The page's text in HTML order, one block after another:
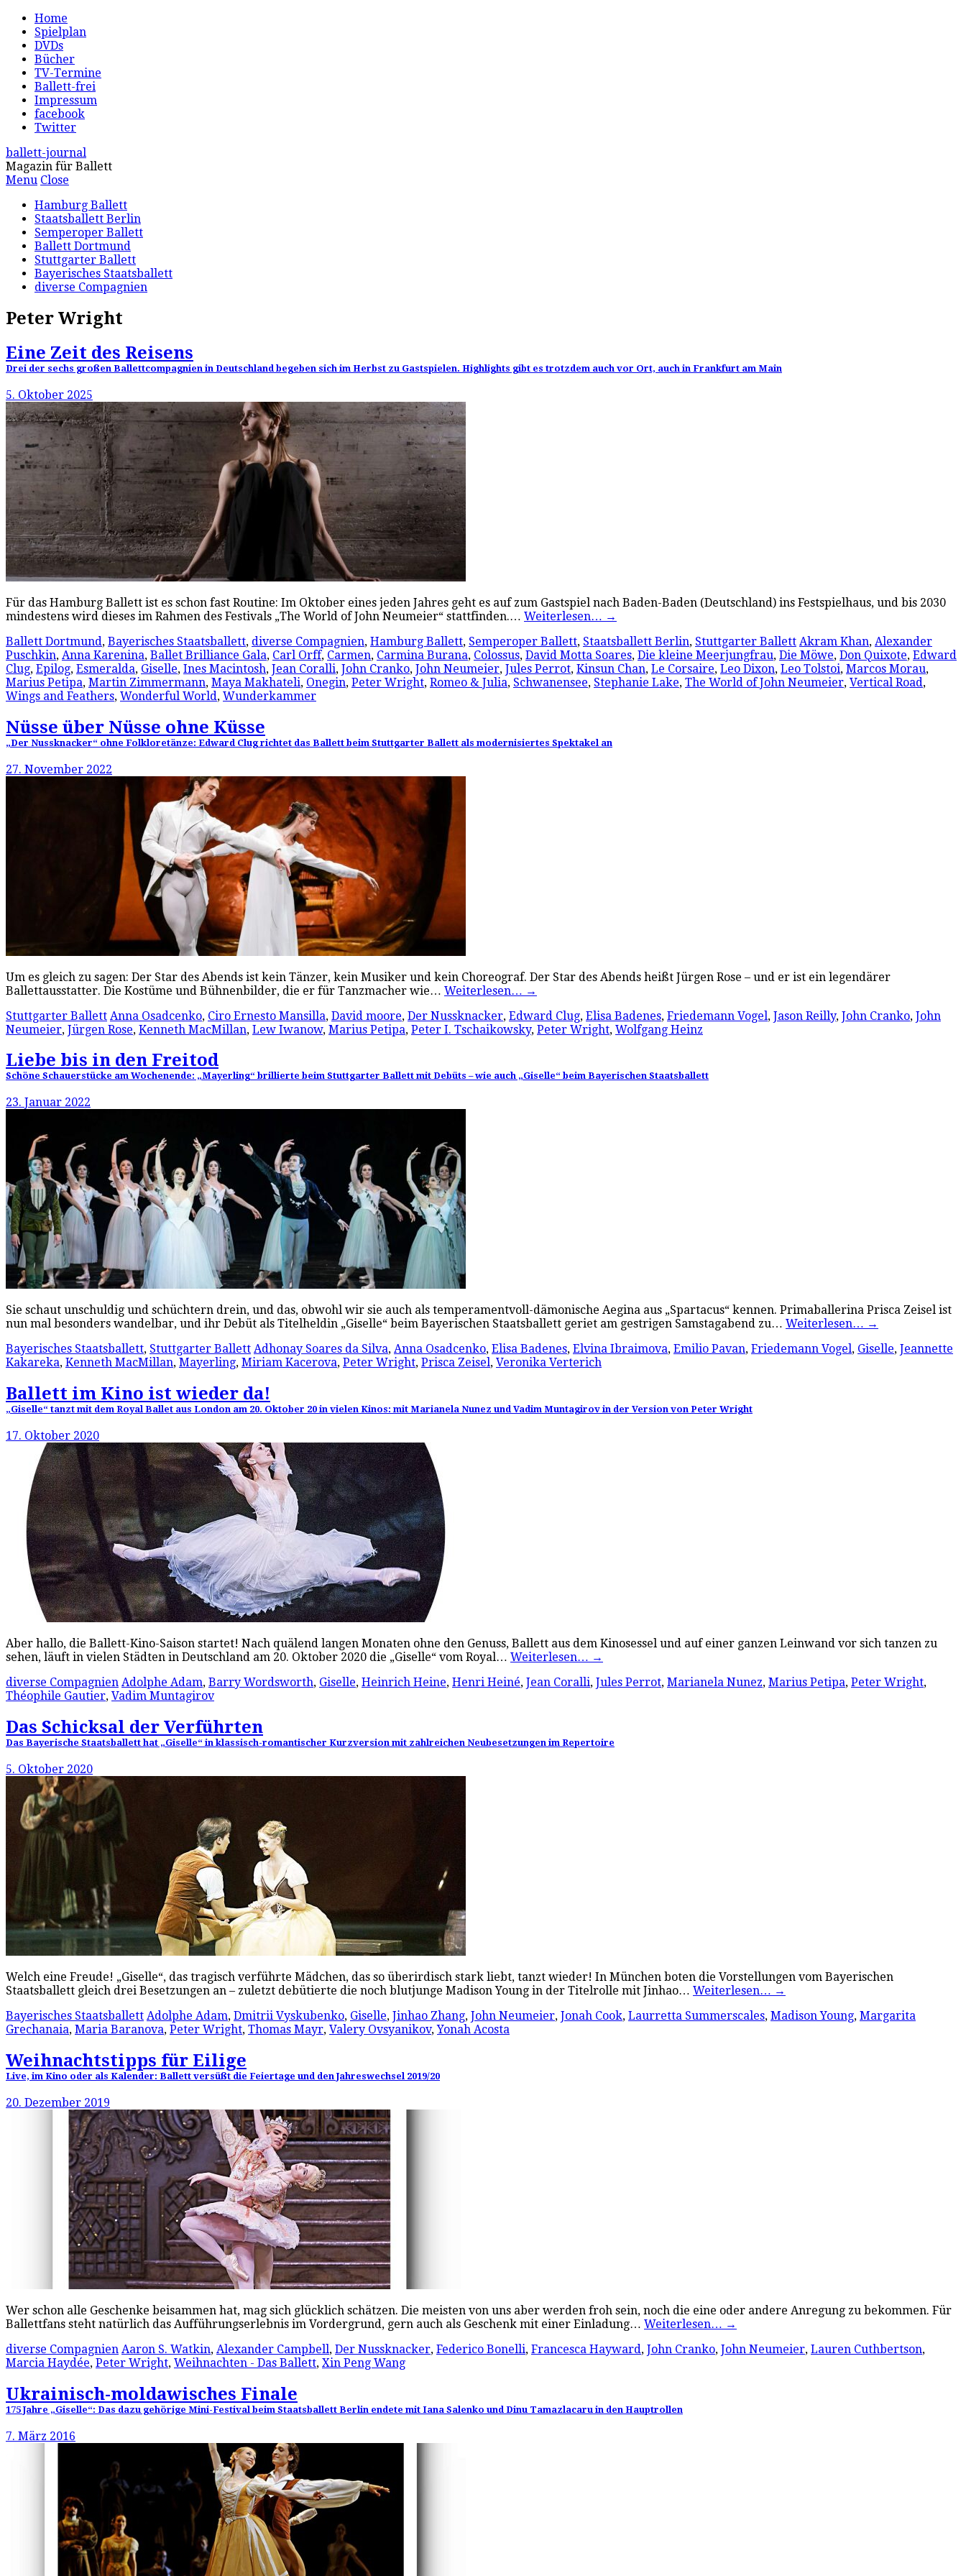
Home
Spielplan
DVDs
Bücher
TV-Termine
Ballett-frei
Impressum
facebook
Twitter
ballett-journal
Magazin für Ballett
Menu Close
Hamburg Ballett
Staatsballett Berlin
Semperoper Ballett
Ballett Dortmund
Stuttgarter Ballett
Bayerisches Staatsballett
diverse Compagnien
Peter Wright
Eine Zeit des Reisens
Drei der sechs großen Ballettcompagnien in Deutschland begeben sich im Herbst zu Gastspielen. Highlights gibt es trotzdem auch vor Ort, auch in Frankfurt am Main
5. Oktober 2025
Für das Hamburg Ballett ist es schon fast Routine: Im Oktober eines jeden Jahres geht es auf zum Gastspiel nach Baden-Baden (Deutschland) ins Festspielhaus, und bis 2030
mindestens wird dieses im Rahmen des Festivals „The World of John Neumeier“ stattfinden.… Weiterlesen… →
Ballett Dortmund, Bayerisches Staatsballett, diverse Compagnien, Hamburg Ballett, Semperoper Ballett, Staatsballett Berlin, Stuttgarter Ballett Akram Khan, Alexander
Puschkin, Anna Karenina, Ballet Brilliance Gala, Carl Orff, Carmen, Carmina Burana, Colossus, David Motta Soares, Die kleine Meerjungfrau, Die Möwe, Don Quixote, Edward
Clug, Epilog, Esmeralda, Giselle, Ines Macintosh, Jean Coralli, John Cranko, John Neumeier, Jules Perrot, Kinsun Chan, Le Corsaire, Leo Dixon, Leo Tolstoi, Marcos Morau,
Marius Petipa, Martin Zimmermann, Maya Makhateli, Onegin, Peter Wright, Romeo & Julia, Schwanensee, Stephanie Lake, The World of John Neumeier, Vertical Road,
Wings and Feathers, Wonderful World, Wunderkammer
Nüsse über Nüsse ohne Küsse
„Der Nussknacker“ ohne Folkloretänze: Edward Clug richtet das Ballett beim Stuttgarter Ballett als modernisiertes Spektakel an
27. November 2022
Um es gleich zu sagen: Der Star des Abends ist kein Tänzer, kein Musiker und kein Choreograf. Der Star des Abends heißt Jürgen Rose – und er ist ein legendärer
Ballettausstatter. Die Kostüme und Bühnenbilder, die er für Tanzmacher wie… Weiterlesen… →
Stuttgarter Ballett Anna Osadcenko, Ciro Ernesto Mansilla, David moore, Der Nussknacker, Edward Clug, Elisa Badenes, Friedemann Vogel, Jason Reilly, John Cranko, John
Neumeier, Jürgen Rose, Kenneth MacMillan, Lew Iwanow, Marius Petipa, Peter I. Tschaikowsky, Peter Wright, Wolfgang Heinz
Liebe bis in den Freitod
Schöne Schauerstücke am Wochenende: „Mayerling“ brillierte beim Stuttgarter Ballett mit Debüts – wie auch „Giselle“ beim Bayerischen Staatsballett
23. Januar 2022
Sie schaut unschuldig und schüchtern drein, und das, obwohl wir sie auch als temperamentvoll-dämonische Aegina aus „Spartacus“ kennen. Primaballerina Prisca Zeisel ist
nun mal besonders wandelbar, und ihr Debüt als Titelheldin „Giselle“ beim Bayerischen Staatsballett geriet am gestrigen Samstagabend zu… Weiterlesen… →
Bayerisches Staatsballett, Stuttgarter Ballett Adhonay Soares da Silva, Anna Osadcenko, Elisa Badenes, Elvina Ibraimova, Emilio Pavan, Friedemann Vogel, Giselle, Jeannette
Kakareka, Kenneth MacMillan, Mayerling, Miriam Kacerova, Peter Wright, Prisca Zeisel, Veronika Verterich
Ballett im Kino ist wieder da!
„Giselle“ tanzt mit dem Royal Ballet aus London am 20. Oktober 20 in vielen Kinos: mit Marianela Nunez und Vadim Muntagirov in der Version von Peter Wright
17. Oktober 2020
Aber hallo, die Ballett-Kino-Saison startet! Nach quälend langen Monaten ohne den Genuss, Ballett aus dem Kinosessel und auf einer ganzen Leinwand vor sich tanzen zu
sehen, läuft in vielen Städten in Deutschland am 20. Oktober 2020 die „Giselle“ vom Royal… Weiterlesen… →
diverse Compagnien Adolphe Adam, Barry Wordsworth, Giselle, Heinrich Heine, Henri Heiné, Jean Coralli, Jules Perrot, Marianela Nunez, Marius Petipa, Peter Wright,
Théophile Gautier, Vadim Muntagirov
Das Schicksal der Verführten
Das Bayerische Staatsballett hat „Giselle“ in klassisch-romantischer Kurzversion mit zahlreichen Neubesetzungen im Repertoire
5. Oktober 2020
Welch eine Freude! „Giselle“, das tragisch verführte Mädchen, das so überirdisch stark liebt, tanzt wieder! In München boten die Vorstellungen vom Bayerischen
Staatsballett gleich drei Besetzungen an – zuletzt debütierte die noch blutjunge Madison Young in der Titelrolle mit Jinhao… Weiterlesen… →
Bayerisches Staatsballett Adolphe Adam, Dmitrii Vyskubenko, Giselle, Jinhao Zhang, John Neumeier, Jonah Cook, Laurretta Summerscales, Madison Young, Margarita
Grechanaia, Maria Baranova, Peter Wright, Thomas Mayr, Valery Ovsyanikov,Yonah Acosta
Weihnachtstipps für Eilige
Live, im Kino oder als Kalender: Ballett versüßt die Feiertage und den Jahreswechsel 2019/20
20. Dezember 2019
Wer schon alle Geschenke beisammen hat, mag sich glücklich schätzen. Die meisten von uns aber werden froh sein, noch die eine oder andere Anregung zu bekommen. Für
Ballettfans steht natürlich das Aufführungserlebnis im Vordergrund, gern auch als Geschenk mit einer Einladung… Weiterlesen… →
diverse Compagnien Aaron S. Watkin, Alexander Campbell, Der Nussknacker, Federico Bonelli, Francesca Hayward, John Cranko, John Neumeier, Lauren Cuthbertson,
Marcia Haydée, Peter Wright, Weihnachten - Das Ballett, Xin Peng Wang
Ukrainisch-moldawisches Finale
175 Jahre „Giselle“: Das dazu gehörige Mini-Festival beim Staatsballett Berlin endete mit Iana Salenko und Dinu Tamazlacaru in den Hauptrollen
7. März 2016